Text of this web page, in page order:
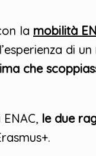
la mobilità
di un
che
le due